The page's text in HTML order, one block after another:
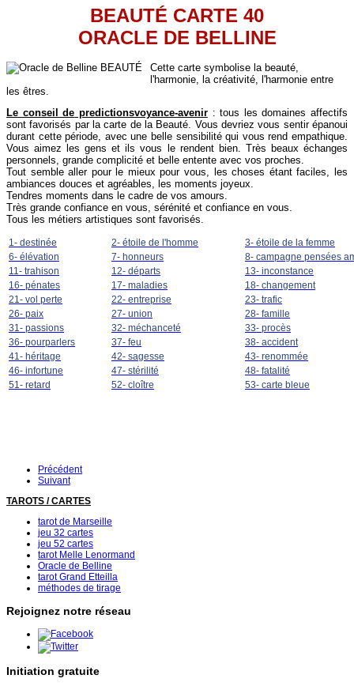
BEAUTÉ CARTE 40
ORACLE DE BELLINE
Cette carte symbolise la beauté,
l'harmonie, la créativité, l'harmonie entre
les êtres.
Le conseil de predictionsvoyance-avenir: tous les domaines affectifs
sont favorisés par la carte de la Beauté. Vous devriez vous sentir épanoui
durant cette période, avec une belle sensibilité qui vous rend empathique.
Vous aimez les gens et ils vous le rendent bien. Très beaux échanges
personnels, grande complicité et belle entente avec vos proches.
Tout semble aller pour le mieux pour vous, les choses étant faciles, les
ambiances douces et agréables, les moments joyeux.
Tendres moments dans le cadre de vos amours.
Très grande confiance en vous, sérénité et confiance en vous.
Tous les métiers artistiques sont favorisés.
1- destinée 2- étoile de l'homme
3- étoile de la femme
6- élévation
7- honneurs
8- campagne pensées
11- trahison
12- départs
13- inconstance
16- pénates
17- maladies
18- changement
21- vol perte
22- entreprise
23- trafic
26- paix
27- union
28- famille
31- passions
32- méchanceté
33- procès
36- pourparlers
37- feu
38- accident
41- héritage
42- sagesse
43- renommée
46- infortune
47- stérilité
48- fatalité
51- retard
52- cloître 53- carte bleue
Précédent
Suivant
TAROTS / CARTES
tarot de Marseille
jeu 32 cartes
jeu 52 cartes
tarot Melle Lenormand
Oracle de Belline
tarot Grand Etteilla
méthodes de tirage
Rejoignez notre réseau
Initiation gratuite